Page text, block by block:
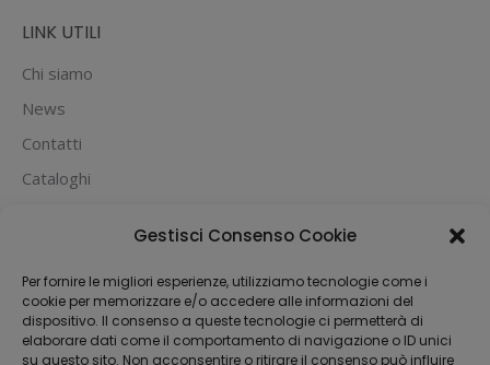
Gestisci Consenso Cookie
Per fornire le migliori esperienze, utilizziamo tecnologie come i
cookie per memorizzare e/o accedere alle informazioni del
dispositivo. Il consenso a queste tecnologie ci permetterà di
elaborare dati come il comportamento di navigazione o ID unici
su questo sito. Non acconsentire o ritirare il consenso può influire
LINK UTILI
Chi siamo
News
Contatti
Cataloghi
PUOI PAGARE CON: